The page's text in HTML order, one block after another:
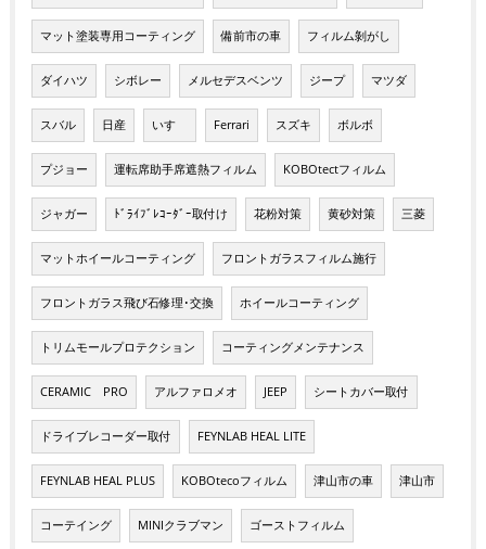
マット塗装専用コーティング 備前市の車 フィルム剝がし
ダイハツ シボレー メルセデスベンツ ジープ マツダ
スバル 日産 いすゞ Ferrari スズキ ボルボ
プジョー 運転席助手席遮熱フィルム KOBOtectフィルム
ジャガー ﾄﾞﾗｲﾌﾞﾚｺｰﾀﾞｰ取付け 花粉対策 黄砂対策 三菱
マットホイールコーティング フロントガラスフィルム施行
フロントガラス飛び石修理･交換 ホイールコーティング
トリムモールプロテクション コーティングメンテナンス
CERAMIC PRO アルファロメオ JEEP シートカバー取付
ドライブレコーダー取付 FEYNLAB HEAL LITE
FEYNLAB HEAL PLUS KOBOtecoフィルム 津山市の車 津山市
コーテイング MINIクラブマン ゴーストフィルム